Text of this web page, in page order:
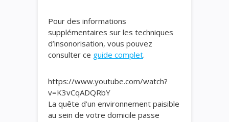
Pour des informations
supplémentaires sur les techniques
d’insonorisation, vous pouvez
consulter ce guide complet.
https://www.youtube.com/watch?
v=K3vCqADQRbY
La quête d’un environnement paisible
au sein de votre domicile passe